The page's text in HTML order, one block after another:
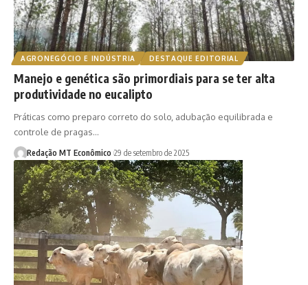
AGRONEGÓCIO E INDÚSTRIA DESTAQUE EDITORIAL
Manejo e genética são primordiais para se ter alta
produtividade no eucalipto
Práticas como preparo correto do solo, adubação equilibrada e
controle de pragas…
Redação MT Econômico 29 de setembro de 2025